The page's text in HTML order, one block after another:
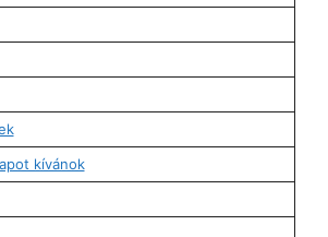
kívánok